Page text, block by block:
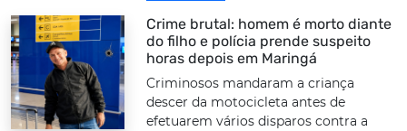
Crime brutal: homem é morto diante
do filho e polícia prende suspeito
horas depois em Maringá
Criminosos mandaram a criança
descer da motocicleta antes de
efetuarem vários disparos contra a